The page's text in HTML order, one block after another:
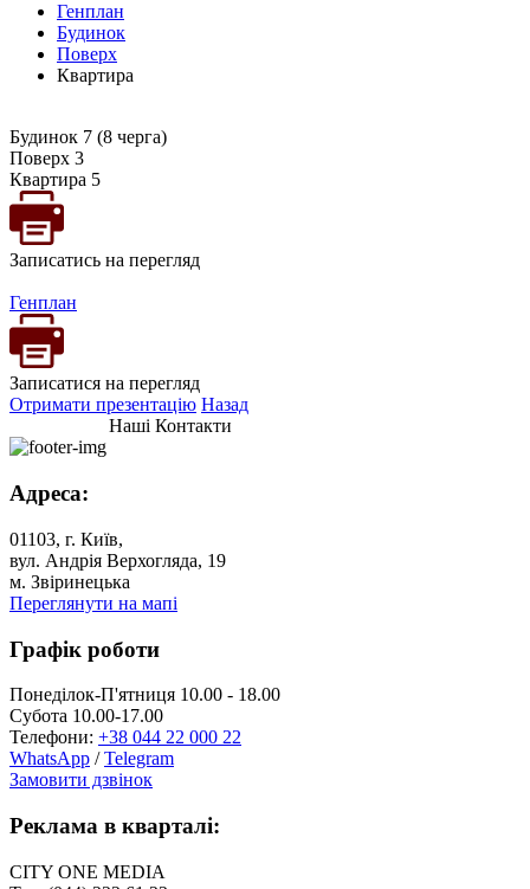
Генплан
Будинок
Поверх
Квартира
Будинок 7 (8 черга)
Поверх 3
Квартира 5
Записатись на перегляд
Генплан
Записатися на перегляд
Отримати презентацію Назад
Наші Контакти
Адреса:
01103, г. Київ,
вул. Андрія Верхогляда, 19
м. Звіринецька
Переглянути на мапі
Графік роботи
Понеділок-П'ятниця 10.00 - 18.00
Субота 10.00-17.00
Телефони: +38 044 22 000 22
WhatsApp /Telegram
Замовити дзвінок
Реклама в кварталі:
CITY ONE MEDIA